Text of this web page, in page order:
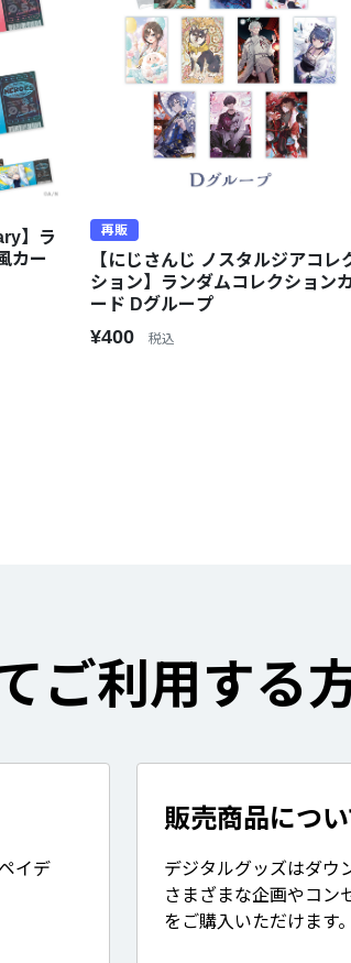
】ラ
カー
再販
【にじさんじ ノスタルジアコレ
ション】ランダムコレクションカ
ード Dグループ
¥400 税込
ご利用する
イデ
販売商品につい
デジタルグッズはダウ
さまざまな企画やコン
をご購入いただけます。